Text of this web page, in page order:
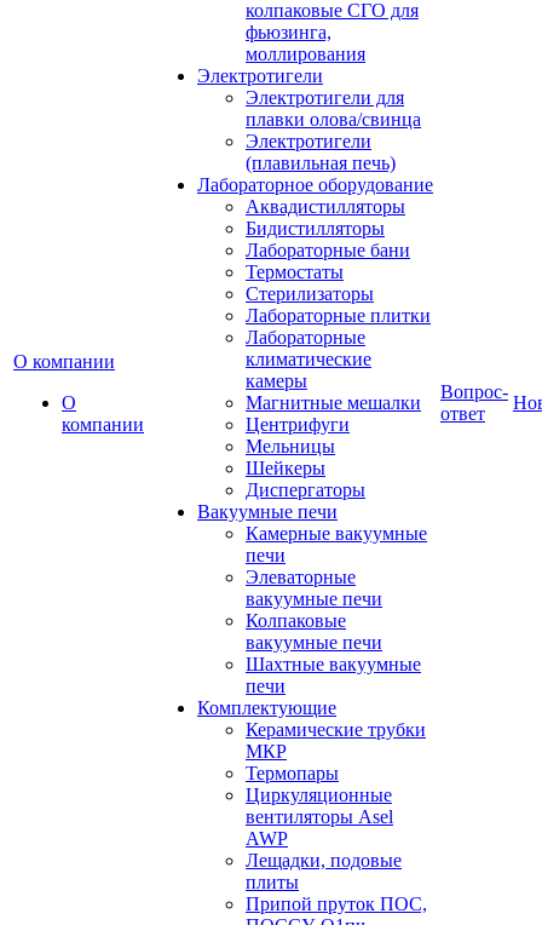
О компании
О
компании
колпаковые СГО для
фьюзинга,
моллирования
Электротигели
Электротигели для
плавки олова/свинца
Электротигели
(плавильная печь)
Лабораторное оборудование
Аквадистилляторы
Бидистилляторы
Лабораторные бани
Термостаты
Стерилизаторы
Лабораторные плитки
Лабораторные
климатические
камеры
Магнитные мешалки
Центрифуги
Мельницы
Шейкеры
Диспергаторы
Вакуумные печи
Камерные вакуумные
печи
Элеваторные
вакуумные печи
Колпаковые
вакуумные печи
Шахтные вакуумные
печи
Комплектующие
Керамические трубки
МКР
Термопары
Циркуляционные
вентиляторы Asel
AWP
Лещадки, подовые
плиты
Припой пруток ПОС,
Вопрос-
ответ